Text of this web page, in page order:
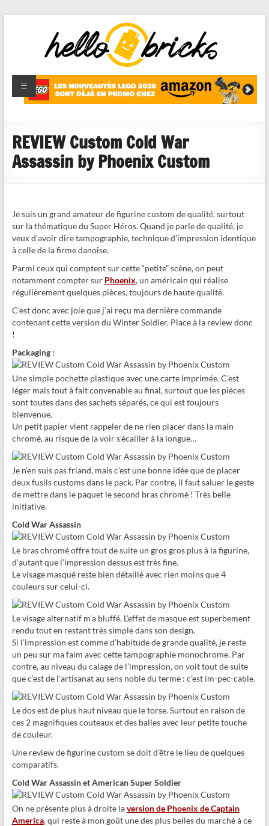
HelloBricks
Blog LEGO,
nouveaut�s
reviews
REVIEW Custom Cold War
Assassin by Phoenix Custom
Je suis un grand amateur de figurine custom de qualité, surtout
sur la thématique du Super Héros. Quand je parle de qualité, je
veux d’avoir dire tampographie, technique d’impression identique
à celle de la firme danoise.
Parmi ceux qui comptent sur cette “petite” scène, on peut
notamment compter sur Phoenix, un américain qui réalise
régulièrement quelques pièces, toujours de haute qualité.
C’est donc avec joie que j’ai reçu ma dernière commande
contenant cette version du Winter Soldier. Place à la review donc
!
Packaging :
Une simple pochette plastique avec une carte imprimée. C’est
léger mais tout à fait convenable au final, surtout que les pièces
sont toutes dans des sachets séparés, ce qui est toujours
bienvenue.
Un petit papier vient rappeler de ne rien placer dans la main
chromé, au risque de la voir s’écailler à la longue…
Je n’en suis pas friand, mais c’est une bonne idée que de placer
deux fusils customs dans le pack. Par contre, il faut saluer le geste
de mettre dans le paquet le second bras chromé ! Très belle
initiative.
Cold War Assassin
Le bras chromé offre tout de suite un gros gros plus à la figurine,
d’autant que l’impression dessus est très fine.
Le visage masqué reste bien détaillé avec rien moins que 4
couleurs sur celui-ci.
Le visage alternatif m’a bluffé. L’effet de masque est superbement
rendu tout en restant très simple dans son design.
Si l’impression est comme d’habitude de grande qualité, je reste
un peu sur ma faim avec cette tampographie monochrome. Par
contre, au niveau du calage de l’impression, on voit tout de suite
que c’est de l’artisanat au sens noble du terme : c’est im-pec-cable.
Le dos est de plus haut niveau que le torse. Surtout en raison de
ces 2 magnifiques couteaux et des balles avec leur petite touche
de couleur.
Une review de figurine custom se doit d’être le lieu de quelques
comparatifs.
Cold War Assassin et American Super Soldier
On ne présente plus à droite laversion de Phoenix de Captain
America, qui reste à mon goût une des plus belles du marché à ce